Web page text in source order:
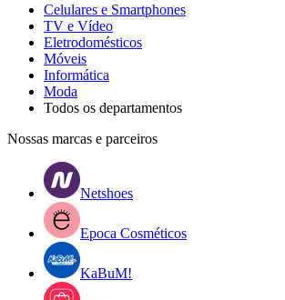
Celulares e Smartphones
TV e Vídeo
Eletrodomésticos
Móveis
Informática
Moda
Todos os departamentos
Nossas marcas e parceiros
Netshoes
Epoca Cosméticos
KaBuM!